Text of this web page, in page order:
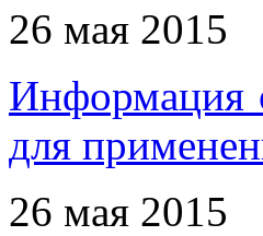
26 мая 2015
Информация
для
26 мая 2015